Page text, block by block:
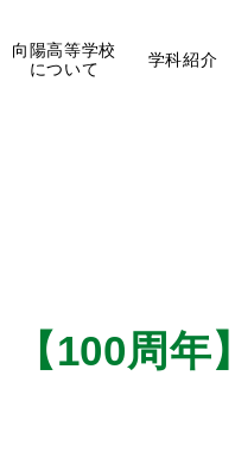
向陽高等学校
について
学科紹介
【100周年】